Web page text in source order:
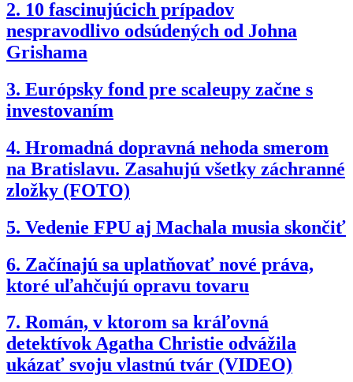
2. 10 fascinujúcich prípadov
nespravodlivo odsúdených od Johna
Grishama
3. Európsky fond pre scaleupy začne s
investovaním
4. Hromadná dopravná nehoda smerom
na Bratislavu. Zasahujú všetky záchranné
zložky (FOTO)
5. Vedenie FPU aj Machala musia skončiť
6. Začínajú sa uplatňovať nové práva,
ktoré uľahčujú opravu tovaru
7. Román, v ktorom sa kráľovná
detektívok Agatha Christie odvážila
ukázať svoju vlastnú tvár (VIDEO)